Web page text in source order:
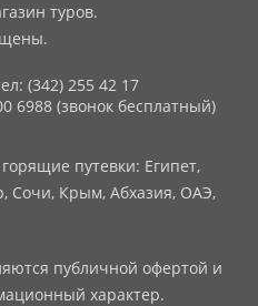
туров.
(342) 255 42 17
6988 (звонок бесплатный)
путевки: Египет,
Сочи, Крым, Абхазия, ОАЭ,
публичной офертой и
характер.